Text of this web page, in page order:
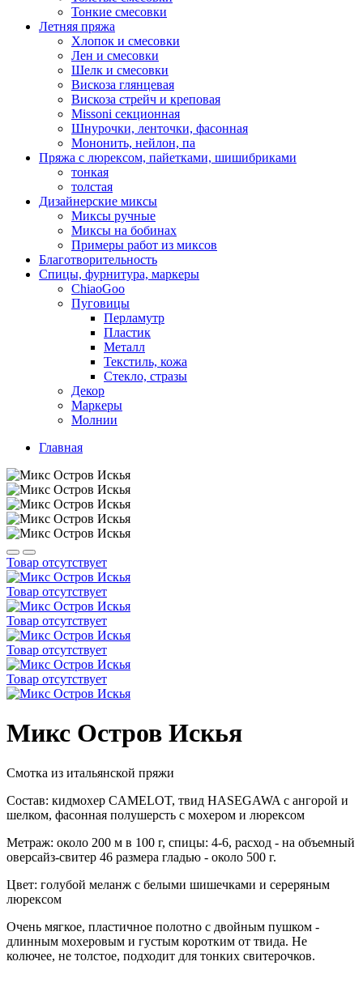
Тонкие смесовки
Летняя пряжа
Хлопок и смесовки
Лен и смесовки
Шелк и смесовки
Вискоза глянцевая
Вискоза стрейч и креповая
Missoni секционная
Шнурочки, ленточки, фасонная
Мононить, нейлон, па
Пряжа с люрексом, пайетками, шишибриками
тонкая
толстая
Дизайнерские миксы
Миксы ручные
Миксы на бобинах
Примеры работ из миксов
Благотворительность
Спицы, фурнитура, маркеры
ChiaoGoo
Пуговицы
Перламутр
Пластик
Металл
Текстиль, кожа
Стекло, стразы
Декор
Маркеры
Молнии
Главная
Товар отсутствует
Товар отсутствует
Товар отсутствует
Товар отсутствует
Товар отсутствует
Микс Остров Искья
Смотка из итальянской пряжи
Состав: кидмохер CAMELOT, твид HASEGAWA с ангорой и
шелком, фасонная полушерсть с мохером и люрексом
Метраж: около 200 м в 100 г, спицы: 4-6, расход - на объемный
оверсайз-свитер 46 размера гладью - около 500 г.
Цвет: голубой меланж с белыми шишечками и сереряным
люрексом
Очень мягкое, пластичное полотно с двойным пушком -
длинным мохеровым и густым коротким от твида. Не
колючее, не толстое, подходит для тонких свитерочков.